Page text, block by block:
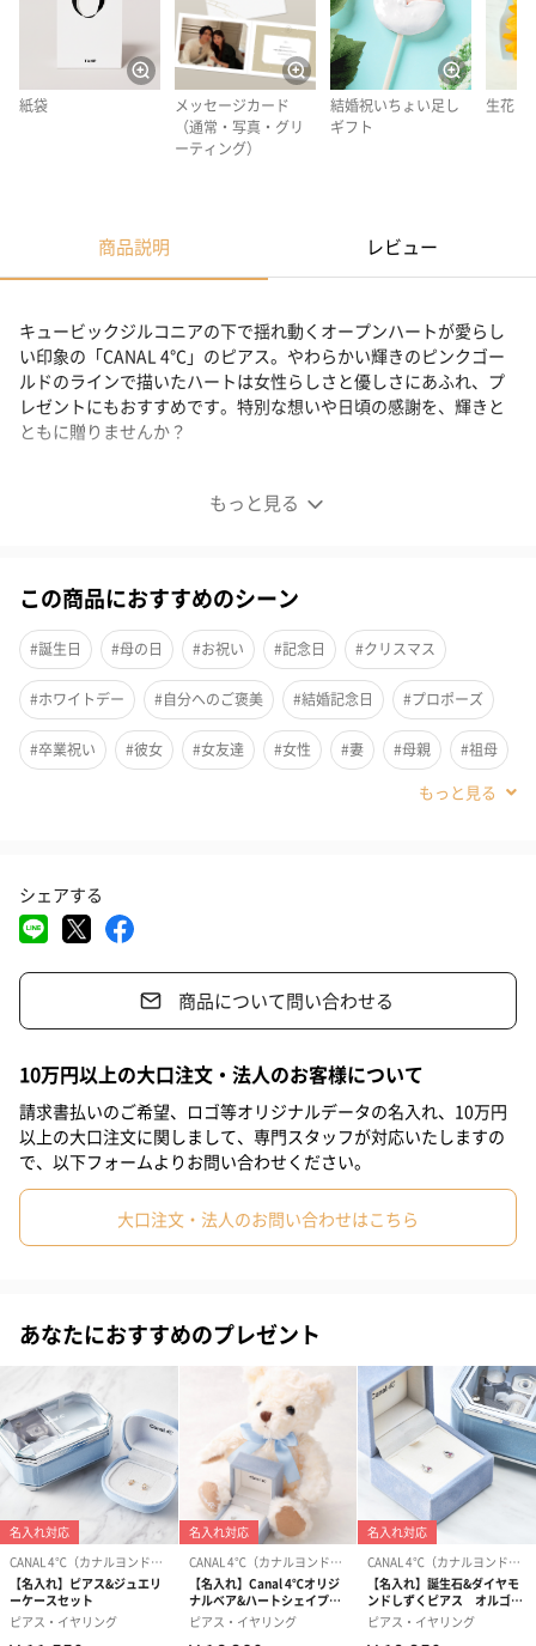
紙袋
メッセージカード
（通常・写真・グリ
ーティング）
結婚祝いちょい足し
ギフト
生花
商品説明 レビュー
もっと見る
キュービックジルコニアの下で揺れ動くオープンハートが愛らし
い印象の「CANAL 4℃」のピアス。やわらかい輝きのピンクゴー
ルドのラインで描いたハートは女性らしさと優しさにあふれ、プ
レゼントにもおすすめです。特別な想いや日頃の感謝を、輝きと
ともに贈りませんか？
可愛らしいオープンハートのピアス
キュービックジルコニアの下で揺れ動くオープンハートが愛らし
い印象のピアス。やわらかい輝きのピンクゴールドのラインで描
いたハートは女性らしさと優しさにあふれ、プレゼントにもおす
すめです。
【店舗問い合わせ品番:151416553104】
想いをつなぐジュエリー「CANAL 4℃」
想いをつなぐジュエリーを届けたい。そんな願いから誕生した
「CANAL 4℃」。
流れる運河（カナル）を巡るように、楽しくきらめくジュエリー
が、想いをつなぎます。毎日にそっと寄りそい、笑顔や勇気をく
れる、心を満たすジュエリーをお届けします。
CANAL 4℃ブランドオリジナルショッパー付き
この商品におすすめのシーン
#誕生日 #母の日 #お祝い #記念日 #クリスマス
#ホワイトデー #自分へのご褒美 #結婚記念日 #プロポーズ
#卒業祝い #彼女 #女友達 #女性 #妻 #母親 #祖母
#娘
#60代 #70代
シェアする
商品について問い合わせる
10万円以上の大口注文・法人のお客様について
請求書払いのご希望、ロゴ等オリジナルデータの名入れ、10万円
以上の大口注文に関しまして、専門スタッフが対応いたしますの
で、以下フォームよりお問い合わせください。
大口注文・法人のお問い合わせはこちら
あなたにおすすめのプレゼント